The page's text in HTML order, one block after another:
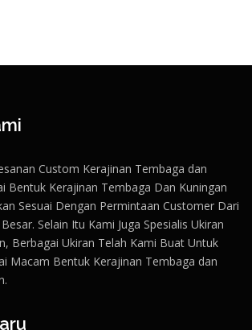
Custom Kerajinan Tembaga dan
Bentuk Kerajinan Tembaga Dan Kuningan
Sesuai Dengan Permintaan Customer Dari
Selain Itu Kami Juga Spesialis Ukiran
Berbagai Ukiran Telah Kami Buat Untuk
Macam Bentuk Kerajinan Tembaga dan